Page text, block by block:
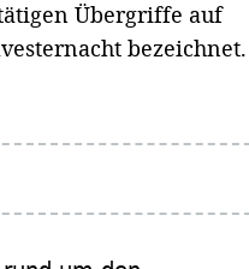
Übergriffe auf
bezeichnet.